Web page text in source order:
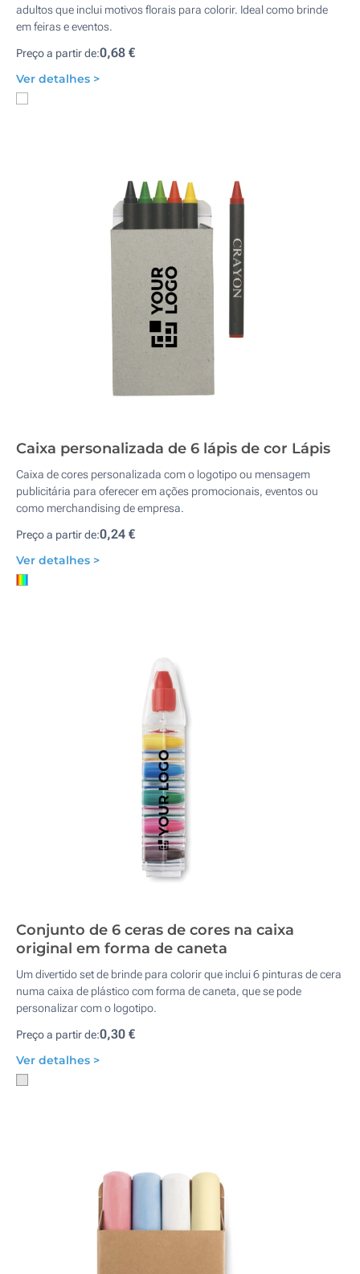
adultos que inclui motivos florais para colorir. Ideal como brinde
em feiras e eventos.
Preço a partir de:0,68 €
Ver detalhes >
Caixa personalizada de 6 lápis de cor Lápis
Caixa de cores personalizada com o logotipo ou mensagem
publicitária para oferecer em ações promocionais, eventos ou
como merchandising de empresa.
Preço a partir de:0,24 €
Ver detalhes >
Conjunto de 6 ceras de cores na caixa
original em forma de caneta
Um divertido set de brinde para colorir que inclui 6 pinturas de cera
numa caixa de plástico com forma de caneta, que se pode
personalizar com o logotipo.
Preço a partir de:0,30 €
Ver detalhes >